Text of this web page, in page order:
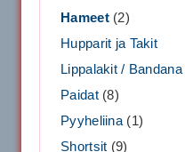
Hameet(2)
Hupparit ja Takit
Lippalakit / Bandana
Paidat(8)
Pyyheliina (1)
Shortsit (9)